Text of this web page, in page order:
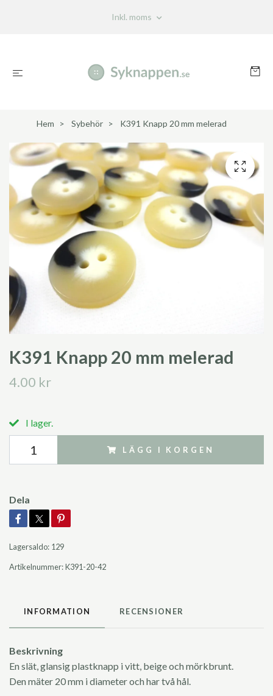
Inkl. moms
Hem Sybehör K391 Knapp 20 mm melerad
K391 Knapp 20 mm melerad
4.00 kr
I lager.
LÄGG I KORGEN
Dela
Lagersaldo: 129
Artikelnummer:K391-20-42
INFORMATION RECENSIONER
Beskrivning
En slät, glansig plastknapp i vitt, beige och mörkbrunt.
Den mäter 20 mm i diameter och har två hål.